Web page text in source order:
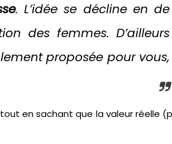
. L’idée se décline en de
des femmes. D’ailleurs
proposée pour vous,
en sachant que la valeur réelle